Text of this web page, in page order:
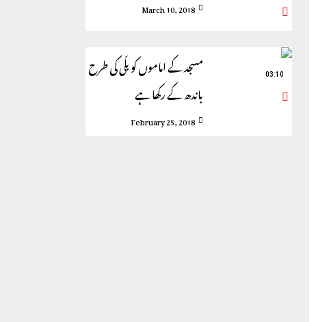
March 10, 2018
مسجد کے اماموں کو بلّی کی طرح
باندھ کے رکھا ہے
February 25, 2018
03:10